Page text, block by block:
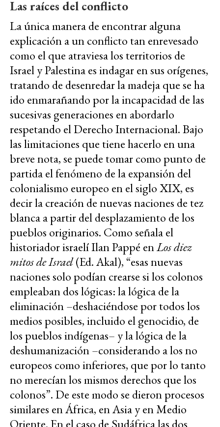
Las raíces del conflicto
La única manera de encontrar alguna
explicación a un conflicto tan enrevesado
como el que atraviesa los territorios de
Israel y Palestina es indagar en sus orígenes,
tratando de desenredar la madeja que se ha
ido enmarañando por la incapacidad de las
sucesivas generaciones en abordarlo
respetando el Derecho Internacional. Bajo
las limitaciones que tiene hacerlo en una
breve nota, se puede tomar como punto de
partida el fenómeno de la expansión del
colonialismo europeo en el siglo XIX, es
decir la creación de nuevas naciones de tez
blanca a partir del desplazamiento de los
pueblos originarios. Como señala el
historiador israelí Ilan Pappé enLos diez
mitos de Israel(Ed. Akal), “esas nuevas
naciones solo podían crearse si los colonos
empleaban dos lógicas: la lógica de la
eliminación –deshaciéndose por todos los
medios posibles, incluido el genocidio, de
los pueblos indígenas– y la lógica de la
deshumanización –considerando a los no
europeos como inferiores, que por lo tanto
no merecían los mismos derechos que los
colonos”. De este modo se dieron procesos
similares en África, en Asia y en Medio
Oriente. En el caso de Sudáfrica las dos